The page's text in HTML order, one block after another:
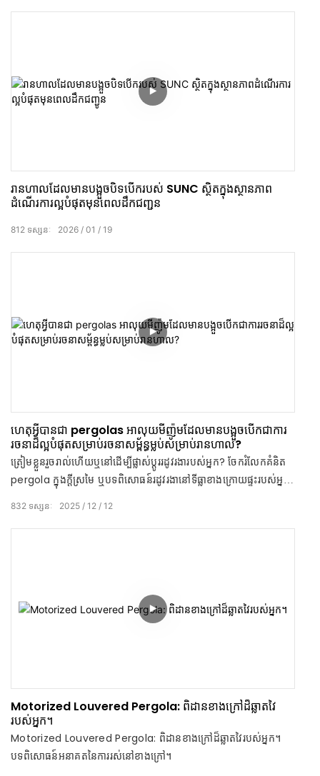
រានហាល​ដែលមាន​បង្អួច​បិទបើក​របស់ SUNC ស្ថិតក្នុងស្ថានភាព
ដំណើរការល្អបំផុតមុនពេលដឹកជញ្ជូន
2026 01 19
812 ទស្សនៈ
ហេតុអ្វីបានជា pergolas អាលុយមីញ៉ូមដែលមានបង្អួចបើកជាការ
រចនាដ៏ល្អបំផុតសម្រាប់រចនាសម្ព័ន្ធម្លប់សម្រាប់រានហាល?
ត្រៀមខ្លួនរួចរាល់ហើយឬនៅដើម្បីផ្លាស់ប្តូររដូវរងារបស់អ្នក? ចែករំលែកគំនិត
pergola ក្នុងក្តីស្រមៃ ឬបទពិសោធន៍រដូវរងានៅទីធ្លាខាងក្រោយផ្ទះរបស់អ្នក
2025 12 12
832 ទស្សនៈ
Motorized Louvered Pergola: ពិដានខាងក្រៅដ៏ឆ្លាតវៃ
របស់អ្នក។
Motorized Louvered Pergola: ពិដានខាងក្រៅដ៏ឆ្លាតវៃរបស់អ្នក។
បទពិសោធន៍អនាគតនៃការរស់នៅខាងក្រៅ។